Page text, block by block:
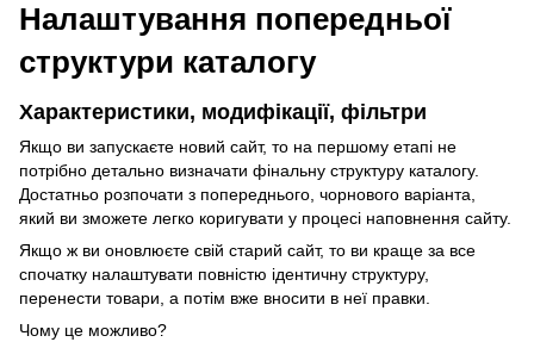
Налаштування попередньої
структури каталогу
Характеристики, модифікації, фільтри
Якщо ви запускаєте новий сайт, то на першому етапі не
потрібно детально визначати фінальну структуру каталогу.
Достатньо розпочати з попереднього, чорнового варіанта,
який ви зможете легко коригувати у процесі наповнення сайту.
Якщо ж ви оновлюєте свій старий сайт, то ви краще за все
спочатку налаштувати повністю ідентичну структуру,
перенести товари, а потім вже вносити в неї правки.
Чому це можливо?